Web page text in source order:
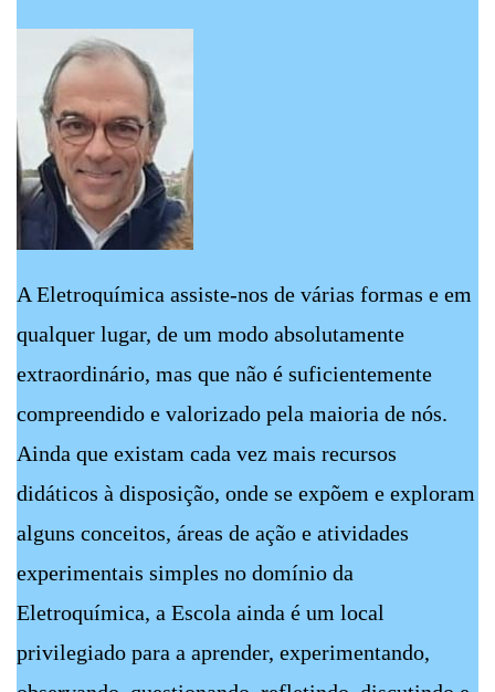
A Eletroquímica assiste-nos de várias formas e em
qualquer lugar, de um modo absolutamente
extraordinário, mas que não é suficientemente
compreendido e valorizado pela maioria de nós.
Ainda que existam cada vez mais recursos
didáticos à disposição, onde se expõem e exploram
alguns conceitos, áreas de ação e atividades
experimentais simples no domínio da
Eletroquímica, a Escola ainda é um local
privilegiado para a aprender, experimentando,